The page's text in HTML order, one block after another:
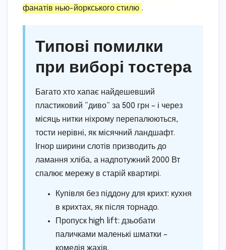
фанатів нью-йоркського стилю .
Типові помилки
при виборі тостера
Багато хто хапає найдешевший
пластиковий “диво” за 500 грн – і через
місяць нитки ніхрому перепалюються,
тости нерівні, як місячний ландшафт.
Ігнор ширини слотів призводить до
ламання хліба, а надпотужний 2000 Вт
спалює мережу в старій квартирі.
Купівля без піддону для крихт: кухня
в крихтах, як після торнадо.
Пропуск high lift: дзьобати
паличками маленькі шматки –
комедія жахів.